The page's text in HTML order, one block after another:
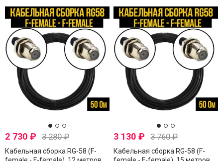
2 730 ₽ 3 280₽
Кабельная сборка RG-58 (F-
3 130₽ 3 760₽
Кабельная сборка RG-58 (F-